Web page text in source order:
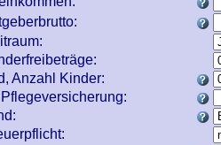
Anzahl Kinder: